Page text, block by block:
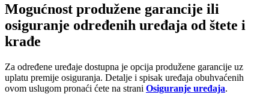
Mogućnost produžene garancije ili
osiguranje određenih uređaja od štete i
krađe
Za određene uređaje dostupna je opcija produžene garancije uz
uplatu premije osiguranja. Detalje i spisak uređaja obuhvaćenih
ovom uslugom pronaći ćete na strani Osiguranje uređaja.